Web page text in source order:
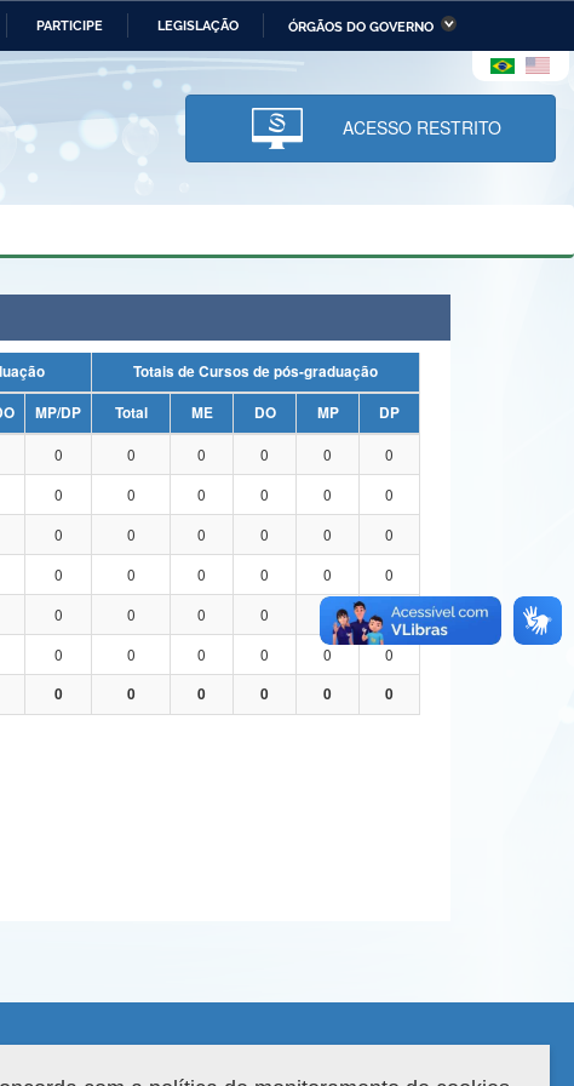
PARTICIPE LEGISLAÇÃO ÓRGÃOS DO GOVERNO
Ministério da Economia Ministério da Infraestrutura
Ministério da Ciência,
Tecnologia, Inovações e
Comunicações
e dos Direitos Humanos
Planalto
ACESSO RESTRITO
pós-graduação
Totais de Cursos de pós-graduação
MP/DP Total ME DO MP
DP
0 0 0 0 0
0
0 0 0 0 0
0
0 0 0 0 0
0
0 0 0 0 0
0
0 0 0 0
0
0 0 0 0 0
0
0 0 0 0 0 0